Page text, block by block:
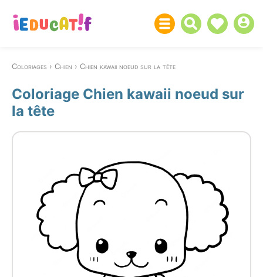
Coloriages Chien Chien kawaii noeud sur la tête
Coloriage Chien kawaii noeud sur
la tête